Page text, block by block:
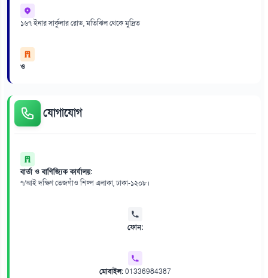
১৬৭ ইনার সার্কুলার রোড, মতিঝিল থেকে মুদ্রিত
ও
যোগাযোগ
বার্তা ও বাণিজ্যিক কার্যালয়:
৭/আই দক্ষিণ তেজগাঁও শিল্প এলাকা, ঢাকা-১২০৮।
ফোন:
মোবাইল:01336984387